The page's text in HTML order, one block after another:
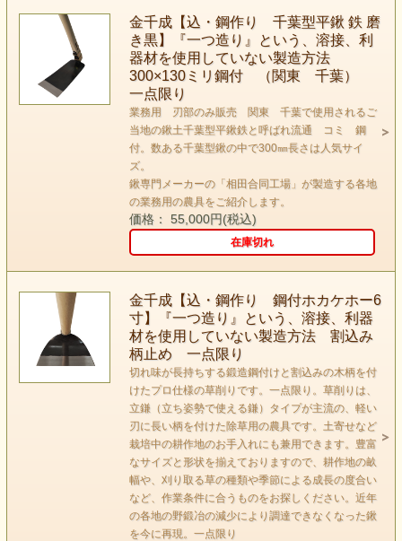
金千成【込・鋼作り 千葉型平鍬 鉄 磨
き黒】『一つ造り』という、溶接、利
器材を使用していない製造方法
300×130ミリ鋼付 （関東 千葉）
一点限り
業務用 刃部のみ販売 関東 千葉で使用されるご
当地の鍬土千葉型平鍬鉄と呼ばれ流通 コミ 鋼
付。数ある千葉型鍬の中で300㎜長さは人気サイ
ズ。
鍬専門メーカーの「相田合同工場」が製造する各地
の業務用の農具をご紹介します。
価格： 55,000円(税込)
在庫切れ
金千成【込・鋼作り 鋼付ホカケホー6
寸】『一つ造り』という、溶接、利器
材を使用していない製造方法 割込み
柄止め 一点限り
切れ味が長持ちする鍛造鋼付けと割込みの木柄を付
けたプロ仕様の草削りです。一点限り。草削りは、
立鎌（立ち姿勢で使える鎌）タイプが主流の、軽い
刃に長い柄を付けた除草用の農具です。土寄せなど
栽培中の耕作地のお手入れにも兼用できます。豊富
なサイズと形状を揃えておりますので、耕作地の畝
幅や、刈り取る草の種類や季節による成長の度合い
など、作業条件に合うものをお探しください。近年
の各地の野鍛冶の減少により調達できなくなった鍬
を今に再現。一点限り